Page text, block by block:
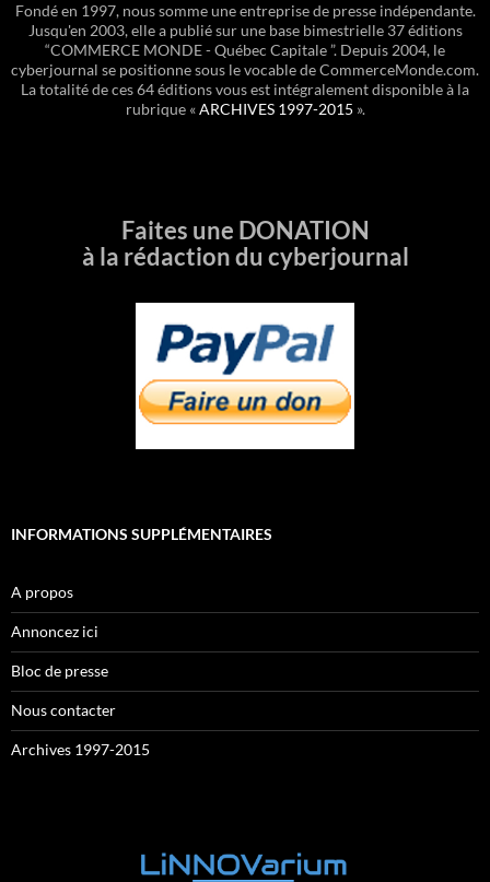
Fondé en 1997, nous somme une entreprise de presse indépendante.
Jusqu'en 2003, elle a publié sur une base bimestrielle 37 éditions
“COMMERCE MONDE - Québec Capitale ”. Depuis 2004, le
cyberjournal se positionne sous le vocable de CommerceMonde.com.
La totalité de ces 64 éditions vous est intégralement disponible à la
rubrique «ARCHIVES 1997-2015 ».
Faites une DONATION
à la rédaction du cyberjournal
INFORMATIONS SUPPLÉMENTAIRES
A propos
Annoncez ici
Bloc de presse
Nous contacter
Archives 1997-2015